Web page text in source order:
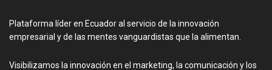
Plataforma líder en Ecuador al servicio de la innovación
empresarial y de las mentes vanguardistas que la alimentan.
Visibilizamos la innovación en el marketing, la comunicación y los